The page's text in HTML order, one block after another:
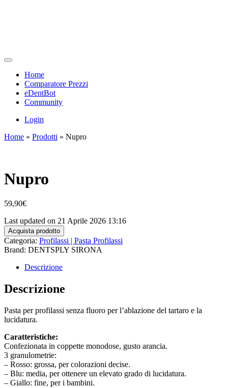
Home
Comparatore Prezzi
eDentBot
Community
Login
Home » Prodotti » Nupro
Nupro
59,90€
Last updated on 21 Aprile 2026 13:16
Acquista prodotto
Categoria: Profilassi | Pasta Profilassi
Brand: DENTSPLY SIRONA
Descrizione
Descrizione
Pasta per profilassi senza fluoro per l’ablazione del tartaro e la
lucidatura.
Caratteristiche:
Confezionata in coppette monodose, gusto arancia.
3 granulometrie:
– Rosso: grossa, per colorazioni decise.
– Blu: media, per ottenere un elevato grado di lucidatura.
– Giallo: fine, per i bambini.